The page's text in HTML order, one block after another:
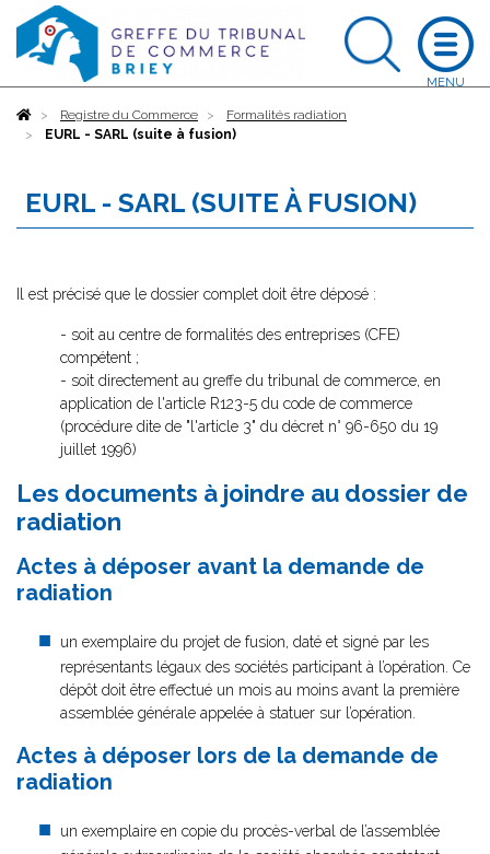
AccueilRegistre du Commerce
Formalités radiation
EURL - SARL (suite à fusion)
EURL - SARL (SUITE À FUSION)
Il est précisé que le dossier complet doit être déposé :
- soit au centre de formalités des entreprises (CFE)
compétent ;
- soit directement au greffe du tribunal de commerce, en
application de l'article R123-5 du code de commerce
(procédure dite de "l'article 3" du décret n° 96-650 du 19
juillet 1996)
Les documents à joindre au dossier de
radiation
Actes à déposer avant la demande de
radiation
un exemplaire du projet de fusion, daté et signé par les
représentants légaux des sociétés participant à l’opération. Ce
dépôt doit être effectué un mois au moins avant la première
assemblée générale appelée à statuer sur l’opération.
Actes à déposer lors de la demande de
radiation
un exemplaire en copie du procès-verbal de l’assemblée